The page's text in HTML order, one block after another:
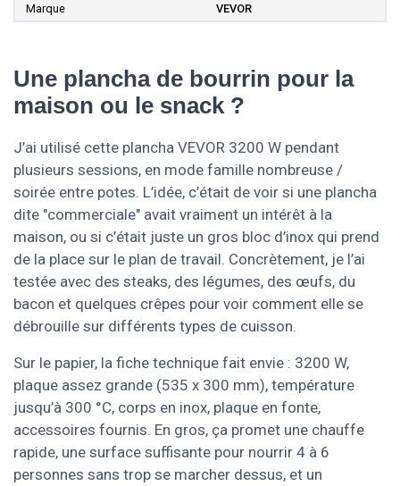
Marque VEVOR
Une plancha de bourrin pour la
maison ou le snack ?
J’ai utilisé cette plancha VEVOR 3200 W pendant
plusieurs sessions, en mode famille nombreuse /
soirée entre potes. L’idée, c’était de voir si une plancha
dite "commerciale" avait vraiment un intérêt à la
maison, ou si c’était juste un gros bloc d’inox qui prend
de la place sur le plan de travail. Concrètement, je l’ai
testée avec des steaks, des légumes, des œufs, du
bacon et quelques crêpes pour voir comment elle se
débrouille sur différents types de cuisson.
Sur le papier, la fiche technique fait envie : 3200 W,
plaque assez grande (535 x 300 mm), température
jusqu’à 300 °C, corps en inox, plaque en fonte,
accessoires fournis. En gros, ça promet une chauffe
rapide, une surface suffisante pour nourrir 4 à 6
personnes sans trop se marcher dessus, et un